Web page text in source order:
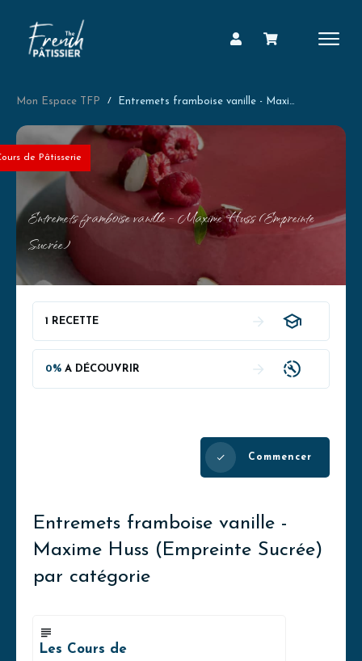
Mon Espace TFP / Entremets framboise vanille - Maxime Huss (Empreinte Sucrée)
de Pâtisserie
Entremets framboise vanille - Maxime Huss (Empreinte
Sucrée)
1 RECETTE
0% A DÉCOUVRIR
Commencer
Entremets framboise vanille -
Maxime Huss (Empreinte Sucrée)
par catégorie
Les Cours de